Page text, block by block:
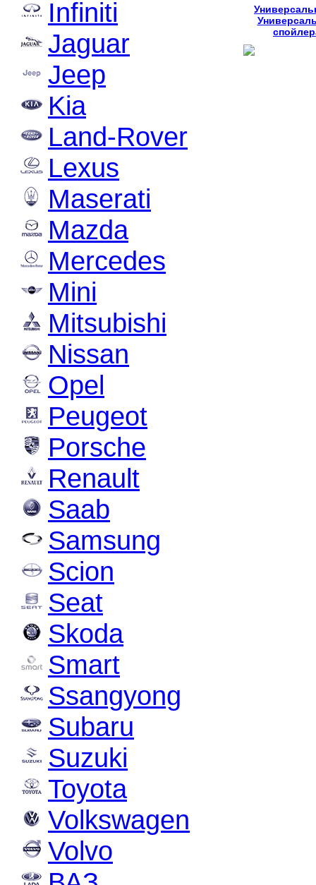
Infiniti
Jaguar
Jeep
Kia
Land-Rover
Lexus
Maserati
Mazda
Mercedes
Mini
Mitsubishi
Nissan
Opel
Peugeot
Porsche
Renault
Saab
Samsung
Scion
Seat
Skoda
Smart
Ssangyong
Subaru
Suzuki
Toyota
Volkswagen
Volvo